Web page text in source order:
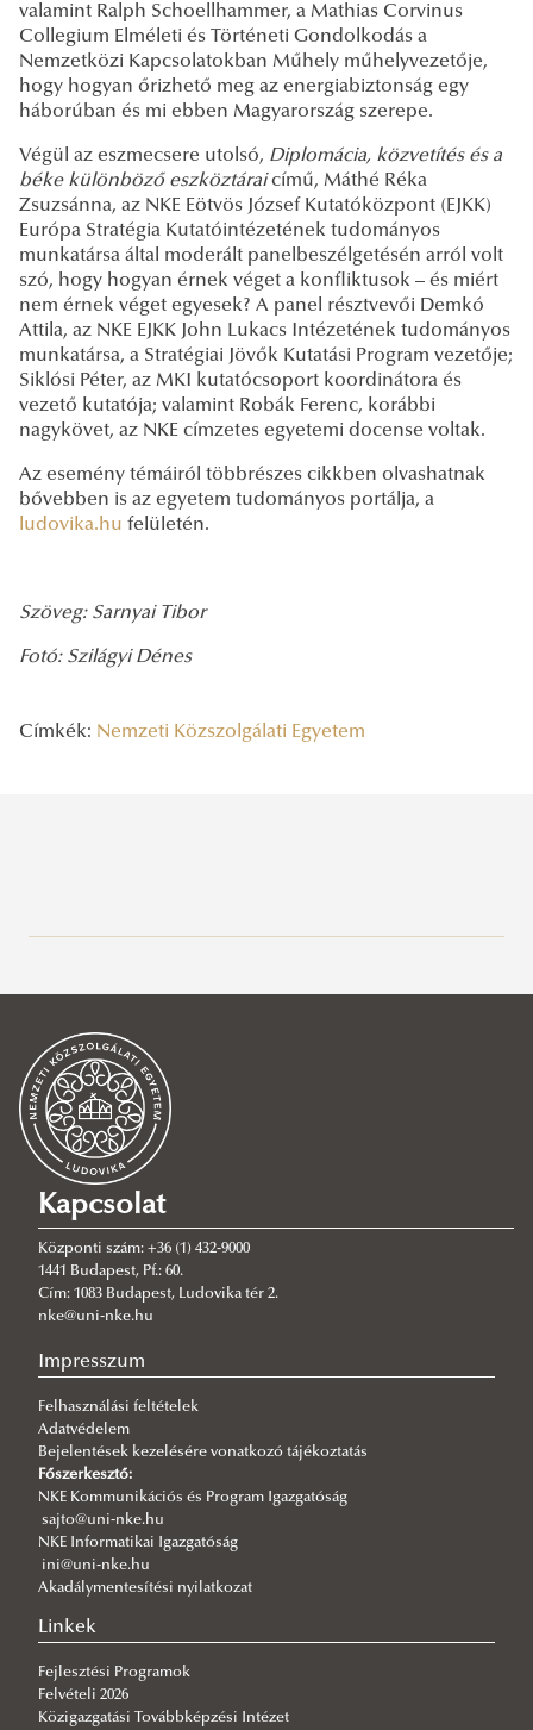
A vízgazdálkodás jövőjét írják
2026/08/06
Rendszeresség, mértékletesség, elfogadás – Gólyatábor 2026
2026/08/03
Az NKE energiatakarékossággal kapcsolatos átmeneti intézkedései
2026/08/03
A jó kormányzás érdeke, hogy mindenütt ugyanolyan szakmai
színvonalon működjék
2026/08/03
Még nem késő jelentkezni a KTI szakirányú továbbképzéseire
Fordulat jöhet: megszűnhet a hatóság előtti hazugság
2026/07/30
Q-s/D-s pályázati felhívás
2026/07/30
Új esély a továbbtanulásra: válaszd az NKE-t a pótfelvételin!
2026/07/29
A gyermek mindenek felett
2026/07/27
Hamarosan indul a jelentkezés az egyetemi pótfelvételire
valamint Ralph Schoellhammer, a Mathias Corvinus
Collegium Elméleti és Történeti Gondolkodás a
Nemzetközi Kapcsolatokban Műhely műhelyvezetője,
hogy hogyan őrizhető meg az energiabiztonság egy
háborúban és mi ebben Magyarország szerepe.
Végül az eszmecsere utolsó, Diplomácia, közvetítés és a
béke különböző eszköztáraicímű, Máthé Réka
Zsuzsánna, az NKE Eötvös József Kutatóközpont (EJKK)
Európa Stratégia Kutatóintézetének tudományos
munkatársa által moderált panelbeszélgetésén arról volt
szó, hogy hogyan érnek véget a konfliktusok – és miért
nem érnek véget egyesek? A panel résztvevői Demkó
Attila, az NKE EJKK John Lukacs Intézetének tudományos
munkatársa, a Stratégiai Jövők Kutatási Program vezetője;
Siklósi Péter, az MKI kutatócsoport koordinátora és
vezető kutatója; valamint Robák Ferenc, korábbi
nagykövet, az NKE címzetes egyetemi docense voltak.
Az esemény témáiról többrészes cikkben olvashatnak
bővebben is az egyetem tudományos portálja, a
ludovika.hu felületén.
Szöveg: Sarnyai Tibor
Fotó: Szilágyi Dénes
Címkék: Nemzeti Közszolgálati Egyetem
Kapcsolat
Központi szám: +36 (1) 432-9000
1441 Budapest, Pf.: 60.
Cím: 1083 Budapest, Ludovika tér 2.
nke@uni-nke.hu
Impresszum
Felhasználási feltételek
Adatvédelem
Bejelentések kezelésére vonatkozó tájékoztatás
Főszerkesztő:
NKE Kommunikációs és Program Igazgatóság
sajto@uni-nke.hu
NKE Informatikai Igazgatóság
ini@uni-nke.hu
Akadálymentesítési nyilatkozat
Linkek
Fejlesztési Programok
Felvételi 2026
Közigazgatási Továbbképzési Intézet